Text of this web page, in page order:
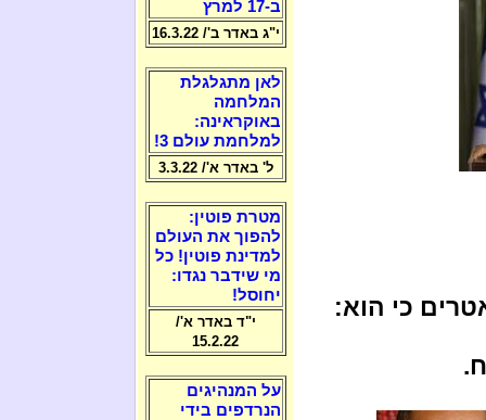
כי הוא:
ב-17 למרץ
י"ג באדר ב'/ 16.3.22
לאן מתגלגלת
המלחמה
באוקראינה:
למלחמת עולם 3!
ל' באדר א'/ 3.3.22
מטרת פוטין:
להפוך את העולם
למדינת פוטין! כל
מי שידבר נגדו:
יחוסל!
י"ד באדר א'/
15.2.22
על המנהיגים
הנרדפים בידי